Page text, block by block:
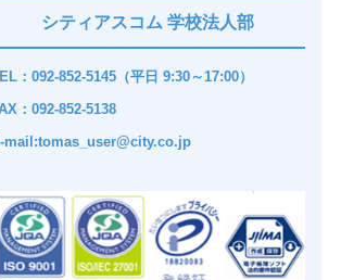
シティアスコム 学校法人部
：092-852-5145（平日 9:30～17:00）
：092-852-5138
mail:tomas_user@city.co.jp